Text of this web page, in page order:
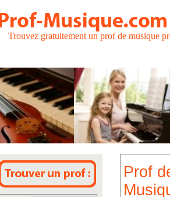
Trouvez gratuitement un prof de musique
Prof